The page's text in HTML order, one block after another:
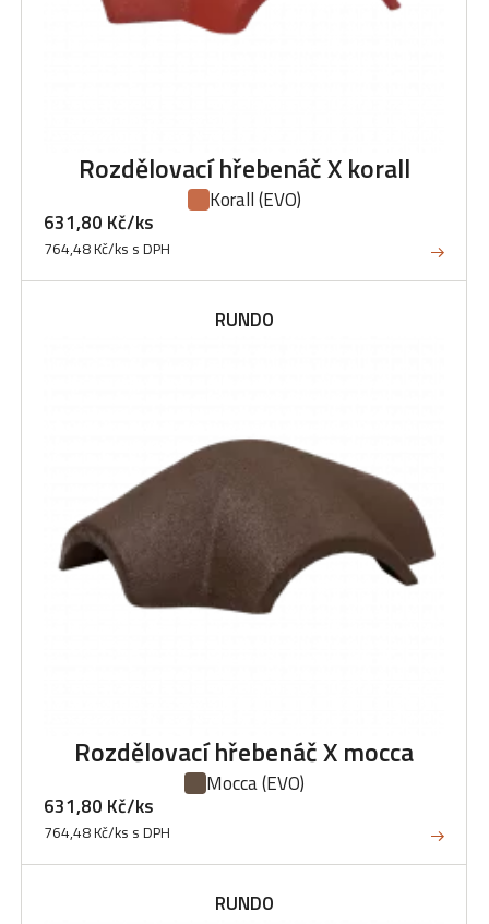
Rozdělovací hřebenáč X korall
Korall(EVO)
631,80 Kč/ks
764,48 Kč/ks s DPH
RUNDO
Rozdělovací hřebenáč X mocca
Mocca(EVO)
631,80 Kč/ks
764,48 Kč/ks s DPH
RUNDO